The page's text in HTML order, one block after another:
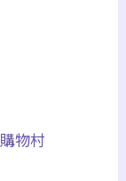
物村